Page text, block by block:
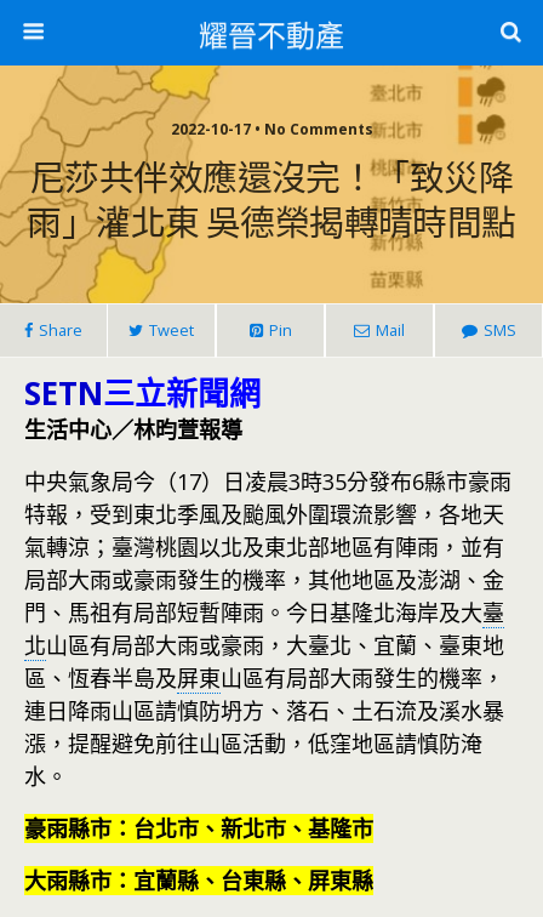
耀晉不動產
2022-10-17 • No Comments
尼莎共伴效應還沒完！「致災降
雨」灌北東 吳德榮揭轉晴時間點
Share Tweet Pin Mail SMS
SETN三立新聞網
生活中心／林昀萱報導
中央氣象局今（17）日凌晨3時35分發布6縣市豪雨
特報，受到東北季風及颱風外圍環流影響，各地天
氣轉涼；臺灣桃園以北及東北部地區有陣雨，並有
局部大雨或豪雨發生的機率，其他地區及澎湖、金
門、馬祖有局部短暫陣雨。今日基隆北海岸及大臺
北山區有局部大雨或豪雨，大臺北、宜蘭、臺東地
區、恆春半島及屏東山區有局部大雨發生的機率，
連日降雨山區請慎防坍方、落石、土石流及溪水暴
漲，提醒避免前往山區活動，低窪地區請慎防淹
水。
豪雨縣市：台北市、新北市、基隆市
大雨縣市：宜蘭縣、台東縣、屏東縣